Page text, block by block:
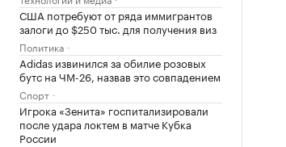
США потребуют от ряда иммигрантов
залоги до $250 тыс. для получения виз
Политика
Adidas извинился за обилие розовых
бутс на ЧМ-26, назвав это совпадением
Спорт
Игрока «Зенита» госпитализировали
после удара локтем в матче Кубка
России